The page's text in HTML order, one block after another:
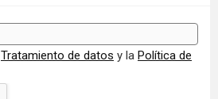
Tratamiento de datos y la Política de